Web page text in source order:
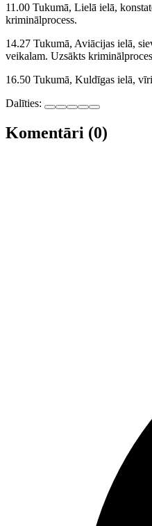
11.00 Tukumā, Lielā ielā,
kriminālprocess.
14.27 Tukumā, Aviācijas ielā,
veikalam. Uzsākts
16.50 Tukumā, Kuldīgas ielā,
Dalīties:
Komentāri (0)